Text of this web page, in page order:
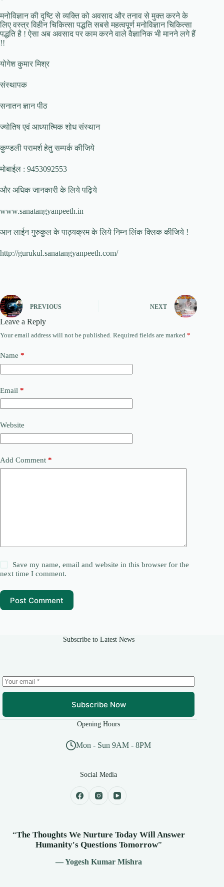
मनोविज्ञान की दृष्टि से व्यक्ति को अवसाद और तनाव से मुक्त करने के
लिए वस्त्र विहीन चिकित्सा पद्धति सबसे महत्वपूर्ण मनोविज्ञान चिकित्सा
पद्धति है ! ऐसा अब अवसाद पर काम करने वाले वैज्ञानिक भी मानने लगे हैं
!!
योगेश कुमार मिश्र
संस्थापक
सनातन ज्ञान पीठ
ज्योतिष एवं आध्यात्मिक शोध संस्थान
कुण्डली परामर्श हेतु सम्पर्क कीजिये
मोबाईल : 9453092553
और अधिक जानकारी के लिये पढ़िये
www.sanatangyanpeeth.in
आन लाईन गुरुकुल के पाठ्यक्रम के लिये निम्न लिंक क्लिक कीजिये !
http://gurukul.sanatangyanpeeth.com/
PREVIOUS NEXT
Leave a Reply
Your email address will not be published. Required fields are marked *
Name *
Email *
Website
Add Comment *
Save my name, email and website in this browser for the
next time I comment.
Post Comment
Subscribe to Latest News
Subscribe Now
Opening Hours
Mon - Sun 9AM - 8PM
Social Media
“The Thoughts We Nurture Today Will Answer
Humanity's Questions Tomorrow”
— Yogesh Kumar Mishra